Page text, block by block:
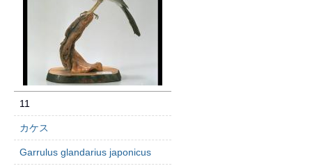
11
カケス
Garrulus glandarius japonicus